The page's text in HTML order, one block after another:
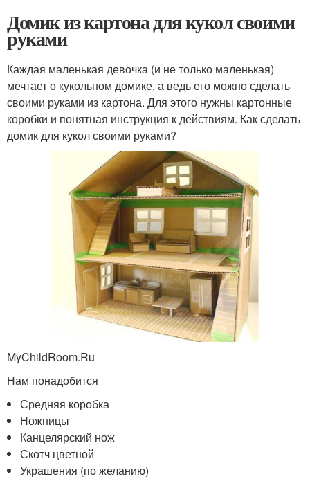
Домик из картона для кукол своими
руками
Каждая маленькая девочка (и не только маленькая)
мечтает о кукольном домике, а ведь его можно сделать
своими руками из картона. Для этого нужны картонные
коробки и понятная инструкция к действиям. Как сделать
домик для кукол своими руками?
MyChildRoom.Ru
Нам понадобится
Средняя коробка
Ножницы
Канцелярский нож
Скотч цветной
Украшения (по желанию)